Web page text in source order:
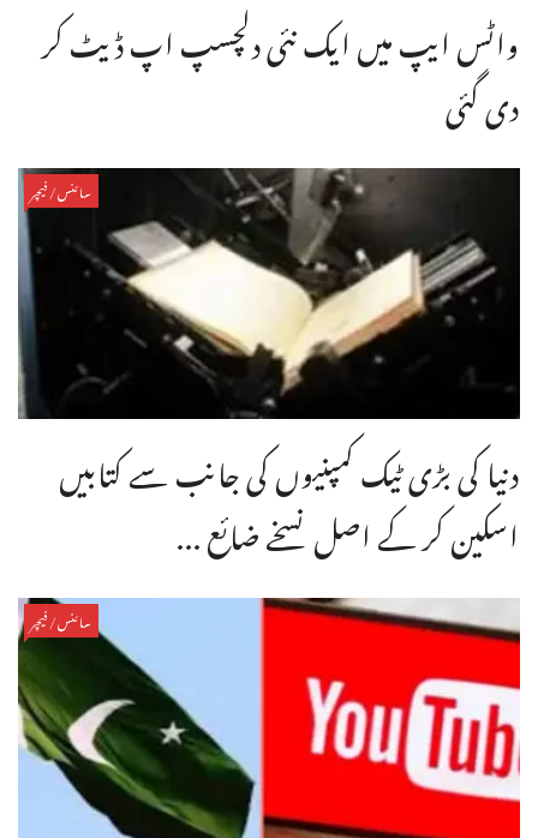
واٹس ایپ میں ایک نئی دلچسپ اپ ڈیٹ کر
دی گئی
سائنس/فیچر
دنیا کی بڑی ٹیک کمپنیوں کی جانب سے کتابیں
اسکین کر کے اصل نسخے ضائع ...
سائنس/فیچر